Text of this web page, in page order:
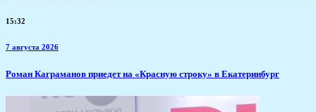
15:32
7 августа 2026
​Роман Каграманов приедет на «Красную строку» в Екатеринбург